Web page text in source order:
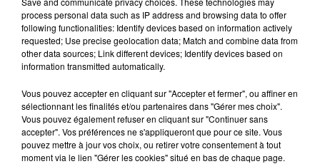
15 juillet 2026
BÉTHUNE: ENQUÊTE POUR HOMICIDE
VOLONTAIRE EN COURS, APRÈS LA...
Selon les premiers éléments, le logement servait
à des prostituées
process personal data such as IP address and browsing data to offer
following functionalities: Identify devices based on information actively
requested; Use precise geolocation data; Match and combine data from
other data sources; Link different devices; Identify devices based on
information transmitted automatically.
Vous pouvez accepter en cliquant sur "Accepter et fermer", ou affiner en
sélectionnant les finalités et/ou partenaires dans "Gérer mes choix".
Vous pouvez également refuser en cliquant sur "Continuer sans
accepter". Vos préférences ne s'appliqueront que pour ce site. Vous
pouvez mettre à jour vos choix, ou retirer votre consentement à tout
moment via le lien "Gérer les cookies" situé en bas de chaque page.